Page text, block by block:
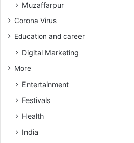
Muzaffarpur
Corona Virus
Education and career
Digital Marketing
More
Entertainment
Festivals
Health
India